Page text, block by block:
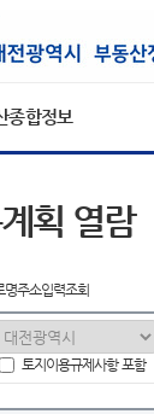
종합정보
획 열람
명주소입력조회
토지이용규제사항 포함